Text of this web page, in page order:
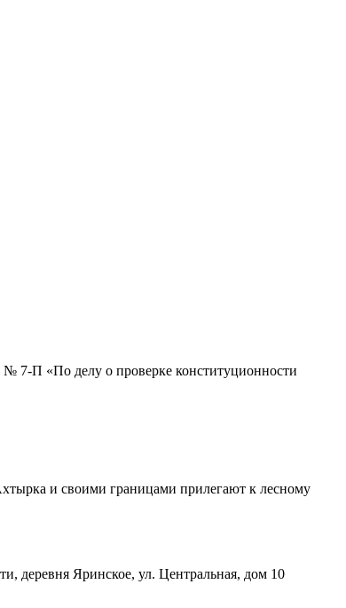
7-П «По делу о проверке конституционности
и своими границами прилегают к лесному
деревня Яринское, ул. Центральная, дом 10